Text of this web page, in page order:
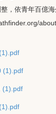
，依青年百億
about
(1).pdf
(1).pdf